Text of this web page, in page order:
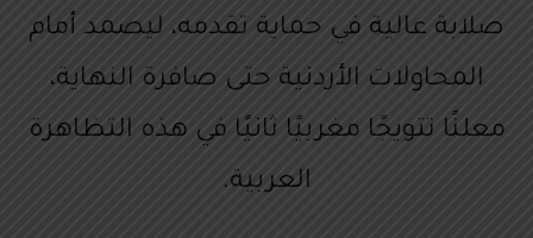
صلابة عالية في حماية تقدمه، ليصمد أمام
المحاولات الأردنية حتى صافرة النهاية،
معلنًا تتويجًا مغربيًا ثانيًا في هذه التظاهرة
العربية.